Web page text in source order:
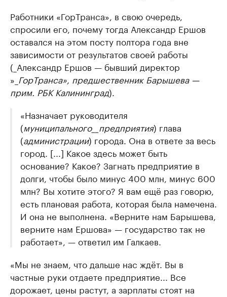
Работники «ГорТранса», в свою очередь,
спросили его, почему тогда Александр Ершов
оставался на этом посту полтора года вне
зависимости от результатов своей работы
(_Александр Ершов — бывший директор
»_ ГорТранса», предшественник Барышева —
прим. РБК Калининград).
«Назначает руководителя
(муниципального__предприятия) глава
(администрации) города. Она в ответе за весь
город. [...] Какое здесь может быть
основание? Какое? Загнать предприятие в
долги, чтобы было минус 400 млн, минус 600
млн? Вы хотите этого? Я вам ещё раз говорю,
есть плановая работа, которая была намечена.
И она не выполнена. «Верните нам Барышева,
верните нам Ершова» — государство так не
работает», — ответил им Галкаев.
«Мы не знаем, что дальше нас ждёт. Вы в
частные руки отдаете предприятие... Все
дорожает, цены растут, а зарплаты стоят на